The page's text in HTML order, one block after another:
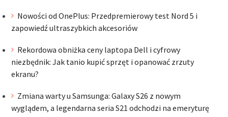
Nowości od OnePlus: Przedpremierowy test Nord 5 i
zapowiedź ultraszybkich akcesoriów
Rekordowa obniżka ceny laptopa Dell i cyfrowy
niezbędnik: Jak tanio kupić sprzęt i opanować zrzuty
ekranu?
Zmiana warty u Samsunga: Galaxy S26 z nowym
wyglądem, a legendarna seria S21 odchodzi na emeryturę